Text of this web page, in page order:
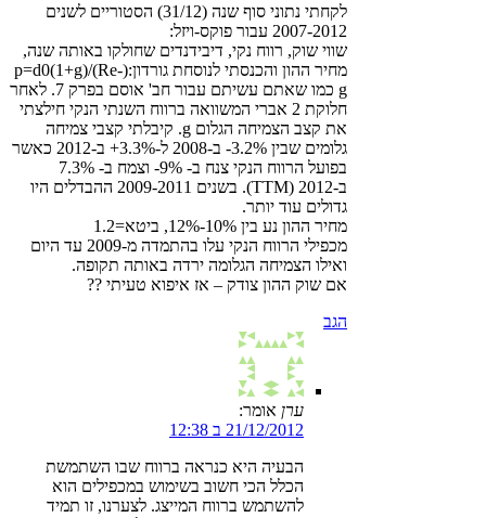
לקחתי נתוני סוף שנה (31/12) הסטוריים לשנים
2007-2012 עבור פוקס-ויזל:
שווי שוק, רווח נקי, דיבידנדים שחולקו באותה שנה,
מחיר ההון והכנסתי לנוסחת גורדון:(p=d0(1+g)/(Re-
g כמו שאתם עשיתם עבור חב' אוסם בפרק 7. לאחר
חלוקת 2 אברי המשוואה ברווח השנתי הנקי חילצתי
את קצב הצמיחה הגלום g. קיבלתי קצבי צמיחה
גלומים שבין 3.2%- ב-2008 ל-3.3%+ ב-2012 כאשר
בפועל הרווח הנקי צנח ב- 9%- וצמח ב- 7.3%
ב-2012 (TTM). בשנים 2009-2011 ההבדלים היו
גדולים עוד יותר.
מחיר ההון נע בין 10%-12%, ביטא=1.2
מכפילי הרווח הנקי עלו בהתמדה מ-2009 עד היום
ואילו הצמיחה הגלומה ירדה באותה תקופה.
אם שוק ההון צודק – אז איפוא טעיתי ??
הגב
ערן אומר:
21/12/2012 ב 12:38
הבעיה היא כנראה ברווח שבו השתמשת
הכלל הכי חשוב בשימוש במכפילים הוא
להשתמש ברווח המייצג. לצערנו, זו תמיד